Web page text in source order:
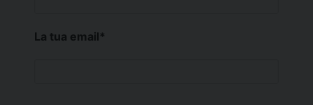
La tua email*